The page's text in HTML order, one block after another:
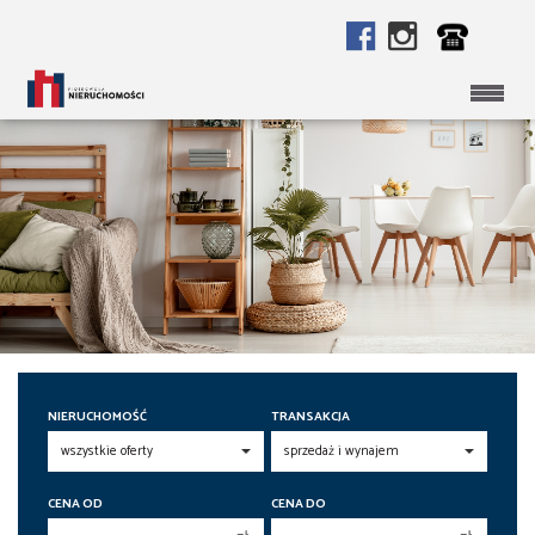
NIERUCHOMOŚĆ TRANSAKCJA
CENA OD CENA DO